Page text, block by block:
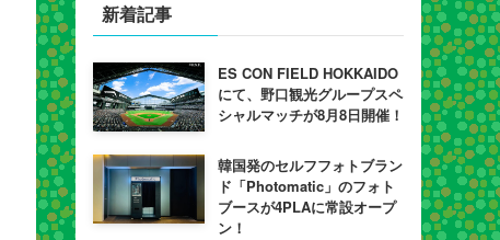
新着記事
ES CON FIELD HOKKAIDO
にて、野口観光グループスペ
シャルマッチが8月8日開催！
韓国発のセルフフォトブラン
ド「Photomatic」のフォト
ブースが4PLAに常設オープ
ン！